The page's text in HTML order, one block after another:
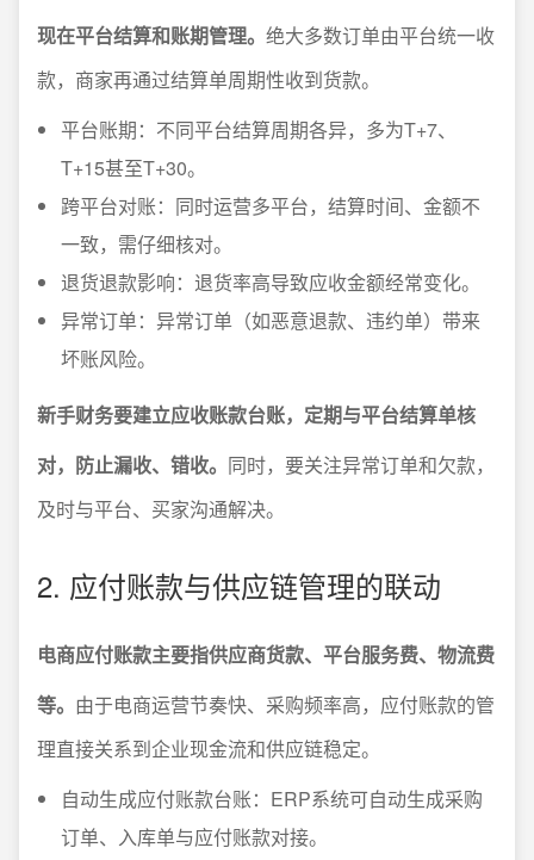
现在平台结算和账期管理。 绝大多数订单由平台统一收
款，商家再通过结算单周期性收到货款。
平台账期：不同平台结算周期各异，多为T+7、
T+15甚至T+30。
跨平台对账：同时运营多平台，结算时间、金额不
一致，需仔细核对。
退货退款影响：退货率高导致应收金额经常变化。
异常订单：异常订单（如恶意退款、违约单）带来
坏账风险。
新手财务要建立应收账款台账，定期与平台结算单核
对，防止漏收、错收。 同时，要关注异常订单和欠款，
及时与平台、买家沟通解决。
2. 应付账款与供应链管理的联动
电商应付账款主要指供应商货款、平台服务费、物流费
等。 由于电商运营节奏快、采购频率高，应付账款的管
理直接关系到企业现金流和供应链稳定。
自动生成应付账款台账：ERP系统可自动生成采购
订单、入库单与应付账款对接。